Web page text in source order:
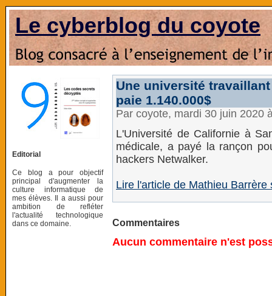
Le cyberblog du coyote
Editorial
Ce blog a pour objectif
principal d'augmenter la
culture informatique de
mes élèves. Il a aussi pour
ambition de refléter
l'actualité technologique
dans ce domaine.
Une université
paie 1.140.000$
Par coyote, mardi 30 juin 2020
L'Université de Californie à
médicale, a payé la rançon
hackers Netwalker.
Lire l'article de Mathieu Barrère
Commentaires
Aucun commentaire n'est